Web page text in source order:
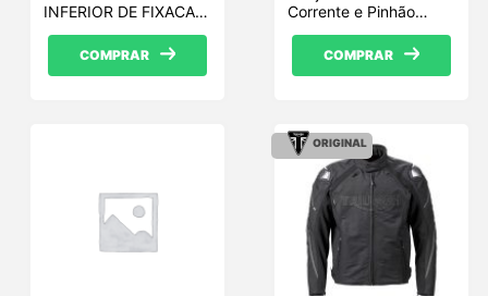
INFERIOR DE FIXACAO
COMPRAR
Corrente e Pinhão
COMPRAR
ORIGINAL